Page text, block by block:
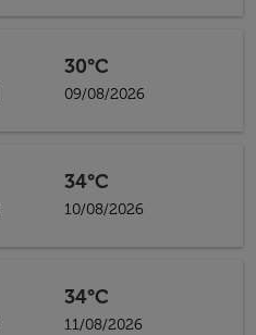
30°C
09/08/2026
34°C
10/08/2026
34°C
11/08/2026